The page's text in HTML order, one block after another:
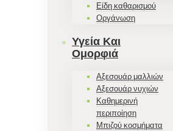
Είδη καθαρισμού
Οργάνωση
Υγεία Και
Ομορφιά
Αξεσουάρ μαλλιών
Αξεσουάρ νυχιών
Καθημερινή
περιποίηση
Μπιζού κοσμήματα